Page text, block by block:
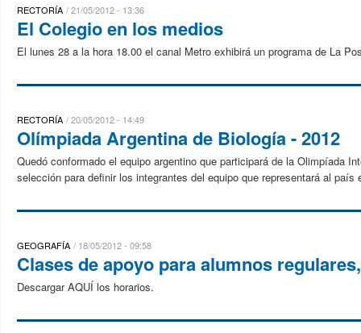
RECTORÍA 21/05/2012 - 13:36
El Colegio en los medios
El lunes 28 a la hora 18.00 el canal Metro exhibirá un programa de La
RECTORÍA 20/05/2012 - 14:49
Olímpiada Argentina de Biología - 2012
Quedó conformado el equipo argentino que participará de la Olimpíada
selección para definir los integrantes del equipo que representará al país
GEOGRAFÍA 18/05/2012 - 09:58
Clases de apoyo para alumnos
Descargar AQUÍ los horarios.